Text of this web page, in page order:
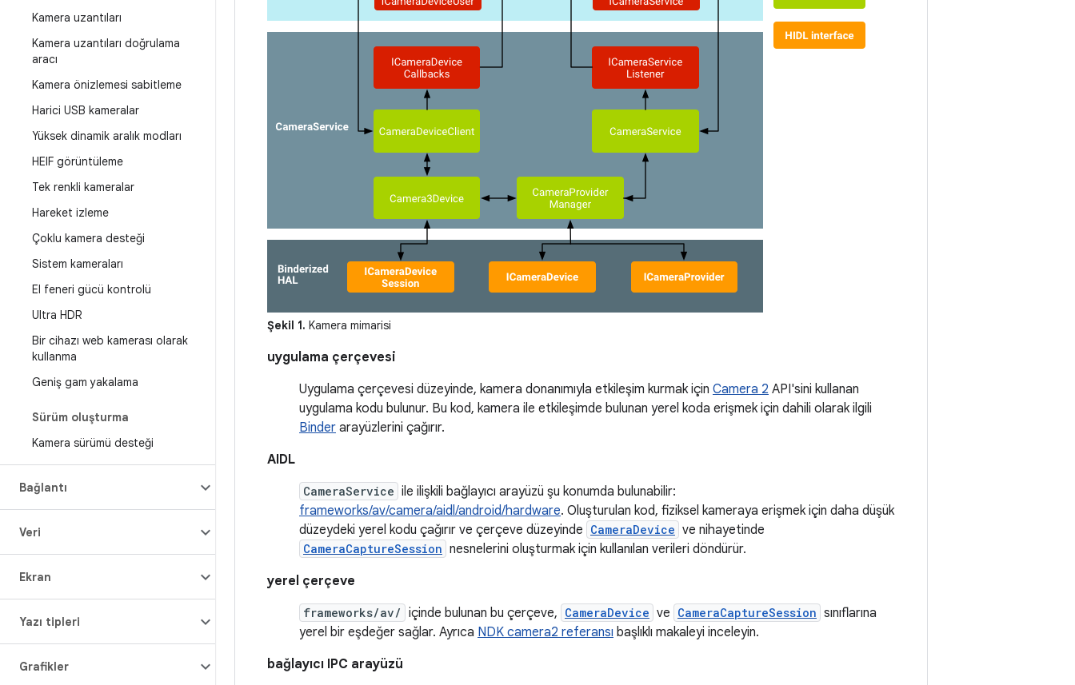
Kamera uzantıları
Kamera uzantıları doğrulama
aracı
Kamera önizlemesi sabitleme
Harici USB kameralar
Yüksek dinamik aralık modları
HEIF görüntüleme
Tek renkli kameralar
Hareket izleme
Çoklu kamera desteği
Sistem kameraları
El feneri gücü kontrolü
Ultra HDR
Bir cihazı web kamerası olarak
kullanma
Geniş gam yakalama
Sürüm oluşturma
Kamera sürümü desteği
Bağlantı
Veri
Ekran
Yazı tipleri
Grafikler
Şekil 1. Kamera mimarisi
uygulama çerçevesi
Uygulama çerçevesi düzeyinde, kamera donanımıyla etkileşim kurmak için Camera 2 API'sini kullanan
uygulama kodu bulunur. Bu kod, kamera ile etkileşimde bulunan yerel koda erişmek için dahili olarak ilgili
Binder arayüzlerini çağırır.
AIDL
CameraService ile ilişkili bağlayıcı arayüzü şu konumda bulunabilir:
frameworks/av/camera/aidl/android/hardware. Oluşturulan kod, fiziksel kameraya erişmek için daha düşük
düzeydeki yerel kodu çağırır ve çerçeve düzeyinde CameraDevice ve nihayetinde
CameraCaptureSession nesnelerini oluşturmak için kullanılan verileri döndürür.
yerel çerçeve
frameworks/av/ içinde bulunan bu çerçeve, CameraDevice ve CameraCaptureSession sınıflarına
yerel bir eşdeğer sağlar. Ayrıca NDK camera2 referansı başlıklı makaleyi inceleyin.
bağlayıcı IPC arayüzü